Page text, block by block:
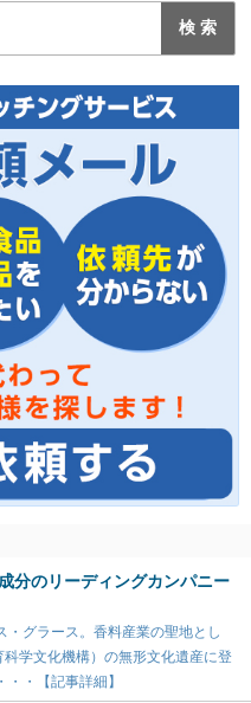
分のリーディングカンパニー
・グラース。香料産業の聖地とし
学文化機構）の無形文化遺産に登
・【記事詳細】